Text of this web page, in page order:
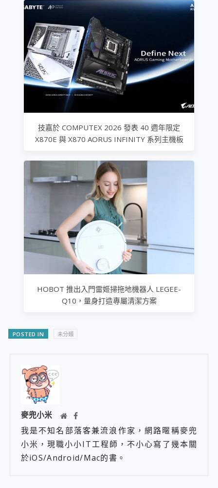
技嘉於 COMPUTEX 2026 發表 40 週年限定
X870E 與 X870 AORUS INFINITY 系列主機板
HOBOT 推出入門雷姬掃拖地機器人 LEGEE-
Q10，量身打造專屬清潔方案
POSTED IN 未分類
麥兜小米
我是不知名部落客兼流浪作家，網路暱稱麥兜
小米，現職小小IT工程師，不小心寫了幾本關
於iOS/Android/Mac的書。